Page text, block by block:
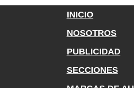
INICIO
NOSOTROS
PUBLICIDAD
SECCIONES